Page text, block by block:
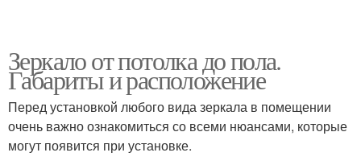
Зеркало от потолка до пола.
Габариты и расположение
Перед установкой любого вида зеркала в помещении
очень важно ознакомиться со всеми нюансами, которые
могут появится при установке.